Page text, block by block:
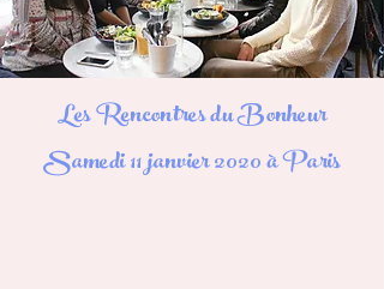
Les Rencontres du Bonheur
Samedi 11 janvier 2020 à Paris